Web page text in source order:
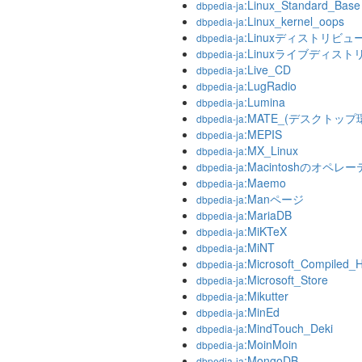
dbpedia-ja:Linux_Standard_Base
dbpedia-ja:Linux_kernel_oops
dbpedia-ja:Linuxディストリビュ
dbpedia-ja:Linuxライブディスト
dbpedia-ja:Live_CD
dbpedia-ja:LugRadio
dbpedia-ja:Lumina
dbpedia-ja:MATE_(デスクトップ
dbpedia-ja:MEPIS
dbpedia-ja:MX_Linux
dbpedia-ja:Macintoshのオペレー
dbpedia-ja:Maemo
dbpedia-ja:Manページ
dbpedia-ja:MariaDB
dbpedia-ja:MiKTeX
dbpedia-ja:MiNT
dbpedia-ja
dbpedia-ja:Microsoft_Store
dbpedia-ja:Mikutter
dbpedia-ja:MinEd
dbpedia-ja:MindTouch_Deki
dbpedia-ja:MoinMoin